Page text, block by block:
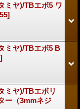
ミヤ)/TBエボ5 ワ
ミヤ)/TBエボ5 B
ミヤ)/TBエボリ
ー（3mmネジ